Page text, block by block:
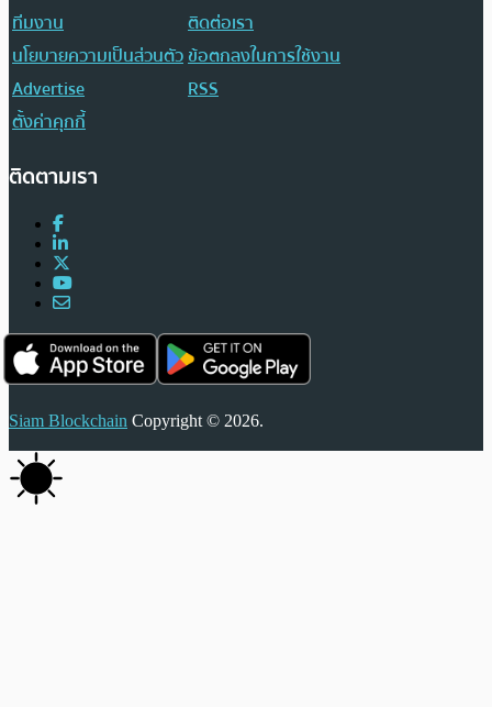
ทีมงาน
ติดต่อเรา
นโยบายความเป็นส่วนตัวข้อตกลงในการใช้งาน
Advertise
RSS
ตั้งค่าคุกกี้
ติดตามเรา
Siam Blockchain Copyright © 2026.